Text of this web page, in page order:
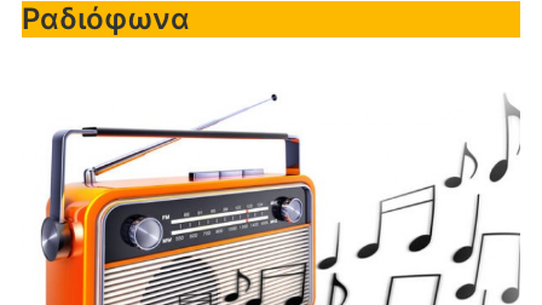
Ραδιόφωνα